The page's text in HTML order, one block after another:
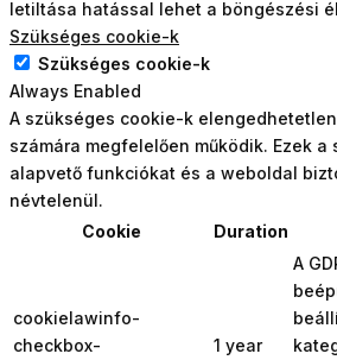
letiltása hatással lehet a böngészési
Szükséges cookie-k
Szükséges cookie-k
Always Enabled
A szükséges cookie-k
számára megfelelően működik. Ezek
alapvető funkciókat és a weboldal
névtelenül.
Cookie
Duration
cookielawinfo-
checkbox-
1 year
A